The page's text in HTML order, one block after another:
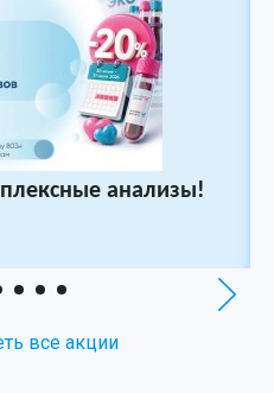
анализы!
все акции